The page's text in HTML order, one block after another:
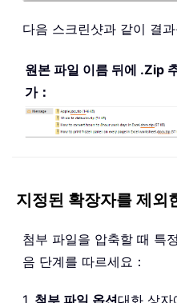
다음 스크린샷과 같이 결
원본 파일 이름 뒤에 .Zip
가：
지정된 확장자를 제외
첨부 파일을 압축할 때 특
음 단계를 따르세요：